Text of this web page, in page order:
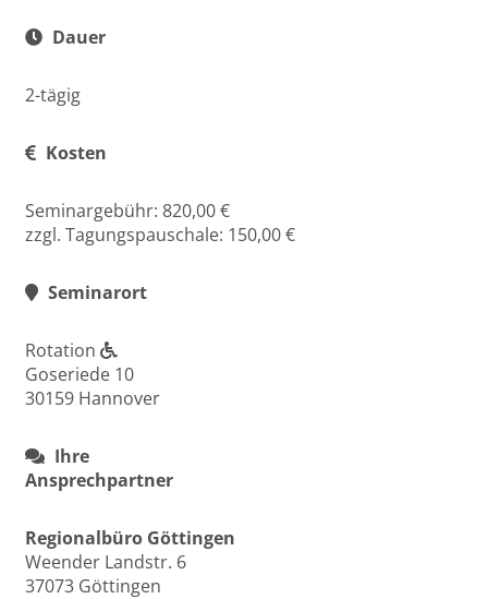
Dauer
2-tägig
Kosten
Seminargebühr: 820,00 €
zzgl. Tagungspauschale: 150,00 €
Seminarort
Rotation
Goseriede 10
30159 Hannover
Ihre
Ansprechpartner
Regionalbüro Göttingen
Weender Landstr. 6
37073 Göttingen